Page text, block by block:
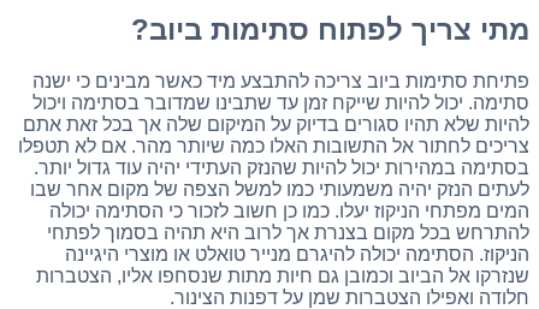
מתי צריך לפתוח סתימות ביוב?
פתיחת סתימות ביוב צריכה להתבצע מיד כאשר מבינים כי ישנה
סתימה. יכול להיות שייקח זמן עד שתבינו שמדובר בסתימה ויכול
להיות שלא תהיו סגורים בדיוק על המיקום שלה אך בכל זאת אתם
צריכים לחתור אל התשובות האלו כמה שיותר מהר. אם לא תטפלו
בסתימה במהירות יכול להיות שהנזק העתידי יהיה עוד גדול יותר.
לעתים הנזק יהיה משמעותי כמו למשל הצפה של מקום אחר שבו
המים מפתחי הניקוז יעלו. כמו כן חשוב לזכור כי הסתימה יכולה
להתרחש בכל מקום בצנרת אך לרוב היא תהיה בסמוך לפתחי
הניקוז. הסתימה יכולה להיגרם מנייר טואלט או מוצרי היגיינה
שנזרקו אל הביוב וכמובן גם חיות מתות שנסחפו אליו, הצטברות
חלודה ואפילו הצטברות שמן על דפנות הצינור.